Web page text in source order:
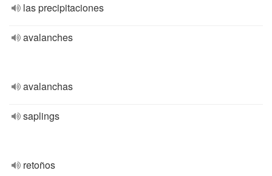
las precipitaciones
avalanches
avalanchas
saplings
retoños